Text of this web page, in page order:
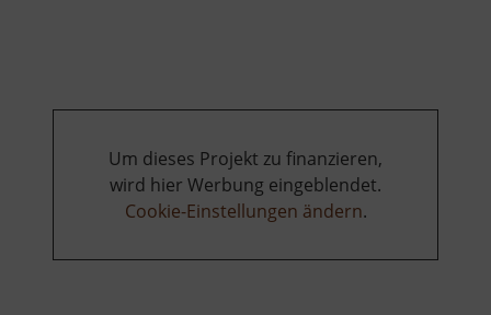
Um dieses Projekt zu finanzieren,
wird hier Werbung eingeblendet.
Cookie-Einstellungen ändern.